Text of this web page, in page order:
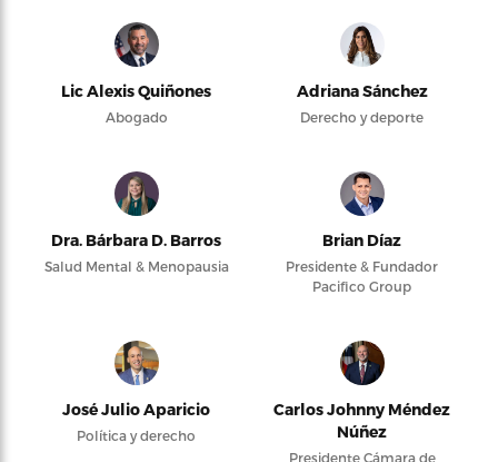
Lic Alexis Quiñones
Abogado
Adriana Sánchez
Derecho y deporte
Dra. Bárbara D. Barros
Salud Mental & Menopausia
Brian Díaz
Presidente & Fundador
Pacifico Group
José Julio Aparicio
Política y derecho
Carlos Johnny Méndez
Núñez
Presidente Cámara de